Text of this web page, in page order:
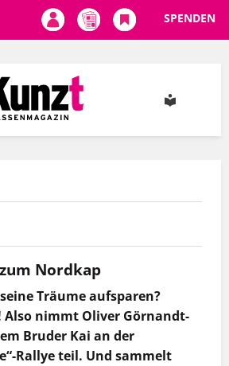
SPENDEN
Nordkap
Träume aufsparen?
nimmt Oliver Görnandt-
Bruder Kai an der
Rallye teil. Und sammelt